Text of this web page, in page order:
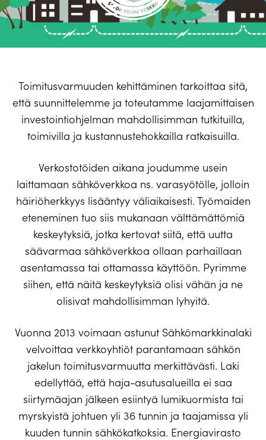
Toimitusvarmuuden kehittäminen tarkoittaa sitä,
että suunnittelemme ja toteutamme laajamittaisen
investointiohjelman mahdollisimman tutkituilla,
toimivilla ja kustannustehokkailla ratkaisuilla.
Verkostotöiden aikana joudumme usein
laittamaan sähköverkkoa ns. varasyötölle, jolloin
häiriöherkkyys lisääntyy väliaikaisesti. Työmaiden
eteneminen tuo siis mukanaan välttämättömiä
keskeytyksiä, jotka kertovat siitä, että uutta
säävarmaa sähköverkkoa ollaan parhaillaan
asentamassa tai ottamassa käyttöön. Pyrimme
siihen, että näitä keskeytyksiä olisi vähän ja ne
olisivat mahdollisimman lyhyitä.
Vuonna 2013 voimaan astunut Sähkömarkkinalaki
velvoittaa verkkoyhtiöt parantamaan sähkön
jakelun toimitusvarmuutta merkittävästi. Laki
edellyttää, että haja-asutusalueilla ei saa
siirtymäajan jälkeen esiintyä lumikuormista tai
myrskyistä johtuen yli 36 tunnin ja taajamissa yli
kuuden tunnin sähkökatkoksia. Energiavirasto